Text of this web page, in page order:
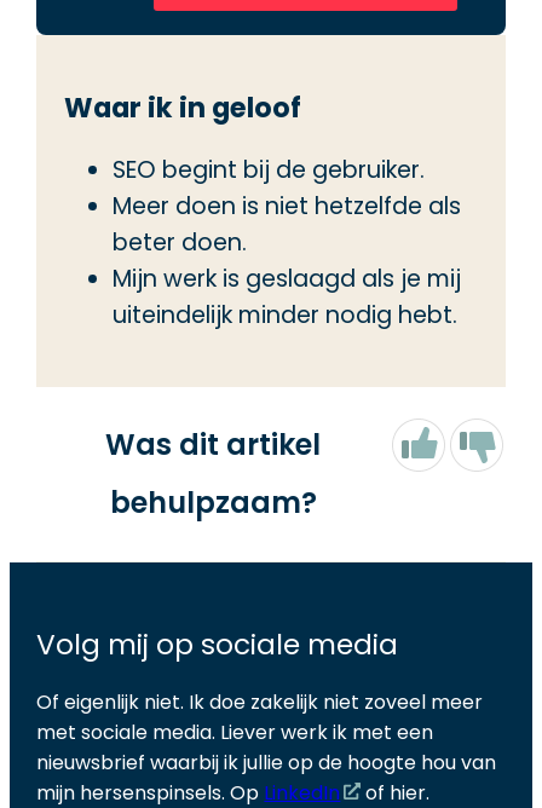
Waar ik in geloof
SEO begint bij de gebruiker.
Meer doen is niet hetzelfde als
beter doen.
Mijn werk is geslaagd als je mij
uiteindelijk minder nodig hebt.
Was dit artikel
behulpzaam?
Volg mij op sociale media
Of eigenlijk niet. Ik doe zakelijk niet zoveel meer
met sociale media. Liever werk ik met een
nieuwsbrief waarbij ik jullie op de hoogte hou van
mijn hersenspinsels. Op LinkedIn of hier.